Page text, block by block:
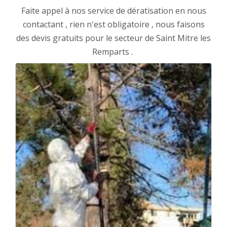
Faite appel à nos service de dératisation en nous
contactant , rien n'est obligatoire , nous faisons
des devis gratuits pour le secteur de Saint Mitre les
Remparts .